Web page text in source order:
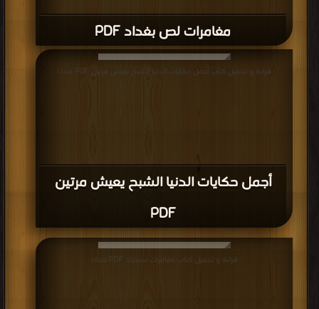
مغامرات لص بغداد PDF
أجمل حكايات الدنيا الشبح يعيش مرتين
PDF
قراءة و تحميل كتاب أجمل حكايات الدنيا الشبح يعيش مرتين PDF مجانا
قراءة و تحميل كتاب مغامرات سندباد PDF مجانا